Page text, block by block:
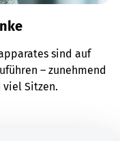
sind auf
– zunehmend
viel Sitzen.